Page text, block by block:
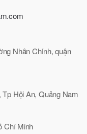
Nhân Chính, quận
Hội An, Quảng Nam
Chí Minh